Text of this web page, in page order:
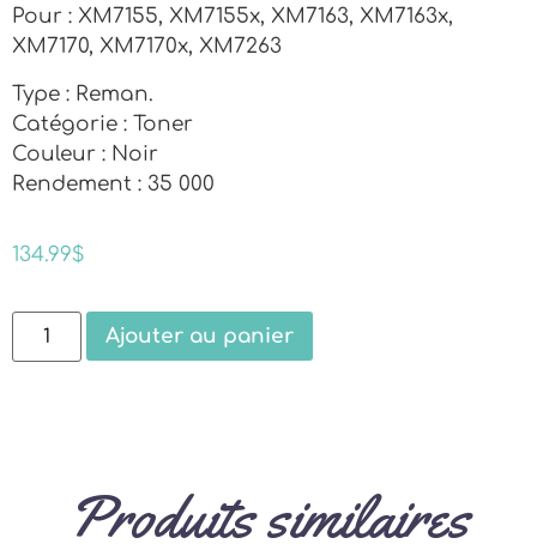
Pour : XM7155, XM7155x, XM7163, XM7163x,
XM7170, XM7170x, XM7263
Type : Reman.
Catégorie : Toner
Couleur : Noir
Rendement : 35 000
134.99$
Ajouter au panier
Produits similaires